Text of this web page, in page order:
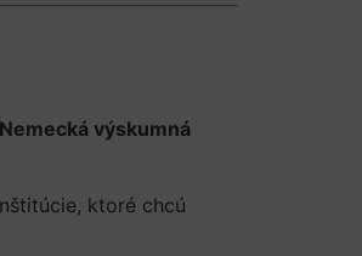
výskumná
ktoré chcú